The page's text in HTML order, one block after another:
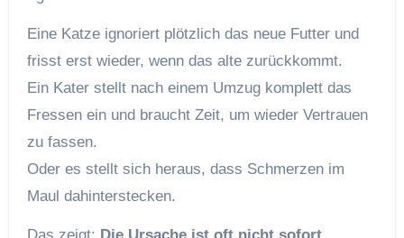
Eine Katze ignoriert plötzlich das neue Futter und
frisst erst wieder, wenn das alte zurückkommt.
Ein Kater stellt nach einem Umzug komplett das
Fressen ein und braucht Zeit, um wieder Vertrauen
zu fassen.
Oder es stellt sich heraus, dass Schmerzen im
Maul dahinterstecken.